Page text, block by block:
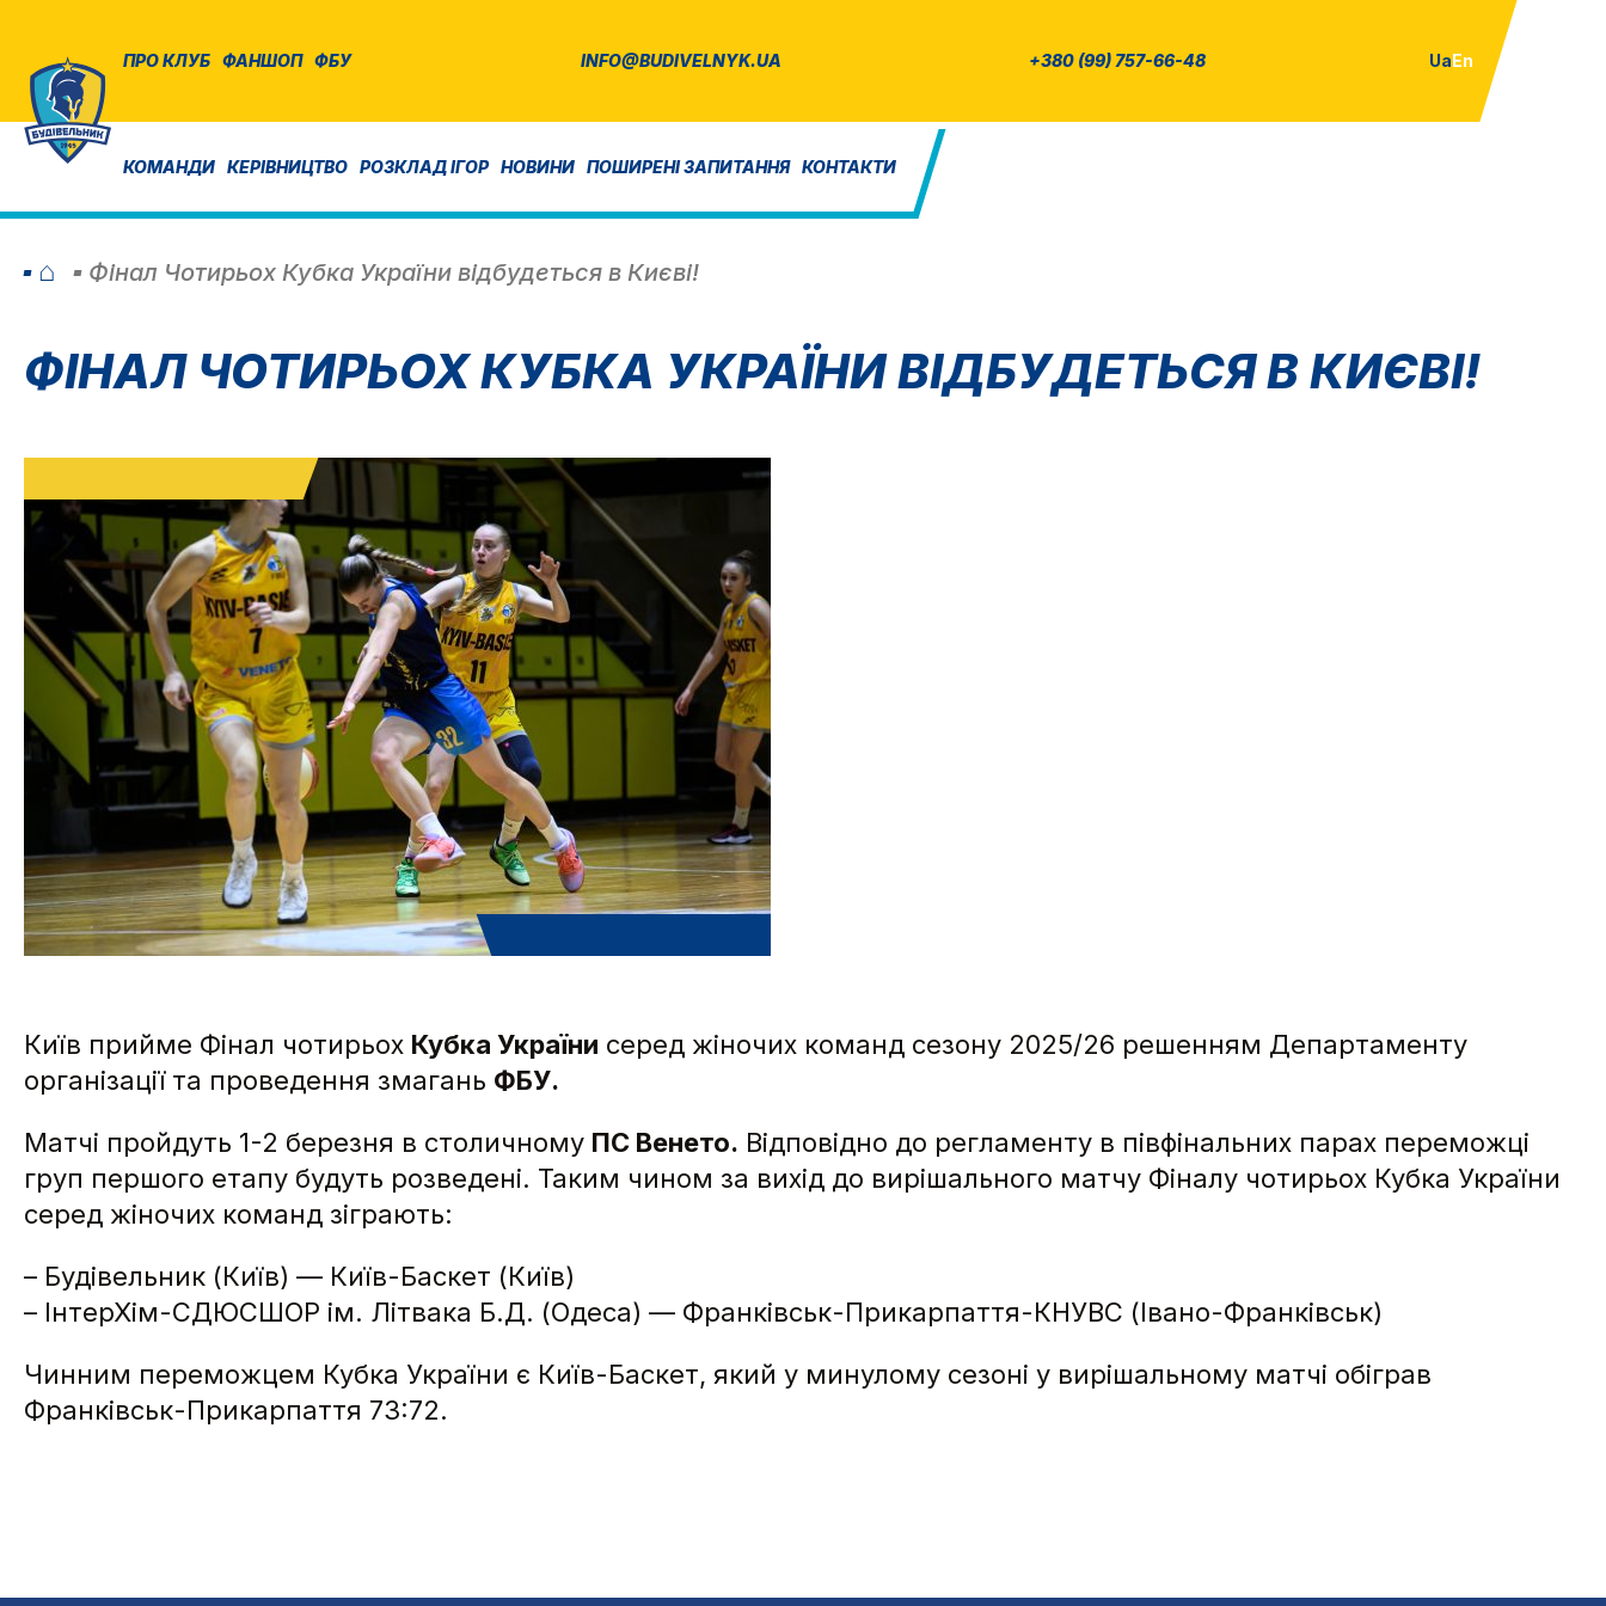
ПРО КЛУБ ФАНШОП ФБУ INFO@BUDIVELNYK.UA +380 (99) 757-66-48 UaEn
КОМАНДИ КЕРІВНИЦТВО РОЗКЛАД ІГОР НОВИНИ ПОШИРЕНІ ЗАПИТАННЯ КОНТАКТИ
⌂ Фінал Чотирьох Кубка України відбудеться в Києві!
ФІНАЛ ЧОТИРЬОХ КУБКА УКРАЇНИ ВІДБУДЕТЬСЯ В КИЄВІ!
Київ прийме Фінал чотирьох Кубка України серед жіночих команд сезону 2025/26 решенням Департаменту
організації та проведення змагань ФБУ.
Матчі пройдуть 1-2 березня в столичному ПС Венето. Відповідно до регламенту в півфінальних парах переможці
груп першого етапу будуть розведені. Таким чином за вихід до вирішального матчу Фіналу чотирьох Кубка України
серед жіночих команд зіграють:
– Будівельник (Київ) — Київ-Баскет (Київ)
– ІнтерХім-СДЮСШОР ім. Літвака Б.Д. (Одеса) — Франківськ-Прикарпаття-КНУВС (Івано-Франківськ)
Чинним переможцем Кубка України є Київ-Баскет, який у минулому сезоні у вирішальному матчі обіграв
Франківськ-Прикарпаття 73:72.